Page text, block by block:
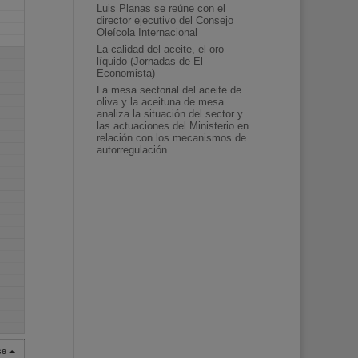
Luis Planas se reúne con el
director ejecutivo del Consejo
Oleícola Internacional
La calidad del aceite, el oro
líquido (Jornadas de El
Economista)
La mesa sectorial del aceite de
oliva y la aceituna de mesa
analiza la situación del sector y
las actuaciones del Ministerio en
relación con los mecanismos de
autorregulación